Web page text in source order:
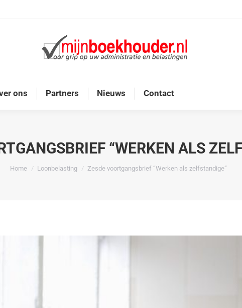
ons Partners Nieuws Contact
“WERKEN ALS
Je bent hier:
Home Loonbelasting Zesde voortgangsbrief “Werken als zelfstandige”
Home Diensten Onze doelgroep Over ons